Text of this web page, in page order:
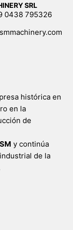
SRL
0438 795326
histórica en
en la
de
y continúa
de la